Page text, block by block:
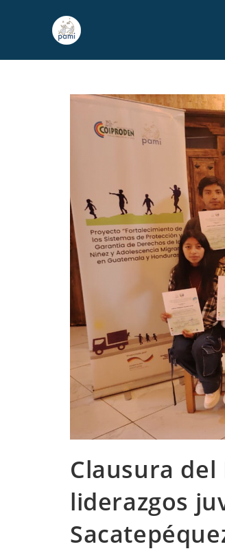
Clausura
liderazgos